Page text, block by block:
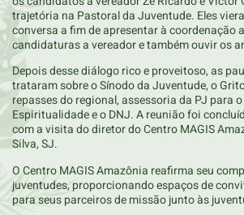
trajetória na Pastoral da Juventude. Eles
conversa a fim de apresentar à coordenação
candidaturas a vereador e também ouvir os
Depois desse diálogo rico e proveitoso, as
trataram sobre o Sínodo da Juventude, o
repasses do regional, assessoria da PJ para
Espiritualidade e o DNJ. A reunião foi
com a visita do diretor do Centro MAGIS
Silva, SJ.
O Centro MAGIS Amazônia reafirma seu
juventudes, proporcionando espaços de
para seus parceiros de missão junto às